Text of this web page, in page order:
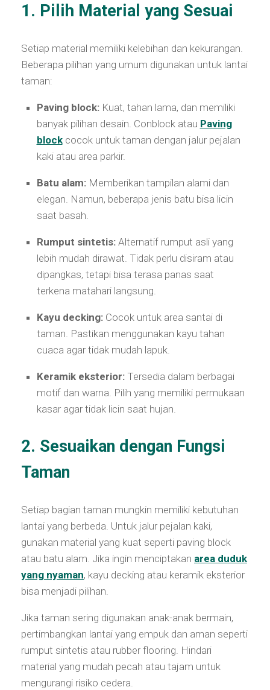
1. Pilih Material yang Sesuai
Setiap material memiliki kelebihan dan kekurangan.
Beberapa pilihan yang umum digunakan untuk lantai
taman:
Paving block:Kuat, tahan lama, dan memiliki
banyak pilihan desain. Conblock atau Paving
blockcocok untuk taman dengan jalur pejalan
kaki atau area parkir.
Batu alam:Memberikan tampilan alami dan
elegan. Namun, beberapa jenis batu bisa licin
saat basah.
Rumput sintetis:Alternatif rumput asli yang
lebih mudah dirawat. Tidak perlu disiram atau
dipangkas, tetapi bisa terasa panas saat
terkena matahari langsung.
Kayu decking:Cocok untuk area santai di
taman. Pastikan menggunakan kayu tahan
cuaca agar tidak mudah lapuk.
Keramik eksterior:Tersedia dalam berbagai
motif dan warna. Pilih yang memiliki permukaan
kasar agar tidak licin saat hujan.
2. Sesuaikan dengan Fungsi
Taman
Setiap bagian taman mungkin memiliki kebutuhan
lantai yang berbeda. Untuk jalur pejalan kaki,
gunakan material yang kuat seperti paving block
atau batu alam. Jika ingin menciptakan area duduk
yang nyaman, kayu decking atau keramik eksterior
bisa menjadi pilihan.
Jika taman sering digunakan anak-anak bermain,
pertimbangkan lantai yang empuk dan aman seperti
rumput sintetis atau rubber flooring. Hindari
material yang mudah pecah atau tajam untuk
mengurangi risiko cedera.